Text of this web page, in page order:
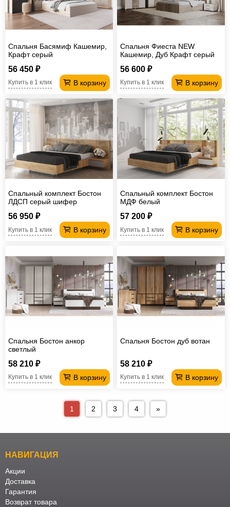
Спальня Басямиф Кашемир,
Крафт серый
56 450 ₽
В корзину
Купить в 1 клик
Спальня Фиеста NEW
Кашемир, Дуб Крафт серый
56 600 ₽
В корзину
Купить в 1 клик
Спальный комплект Бостон
ЛДСП серый шифер
56 950 ₽
В корзину
Купить в 1 клик
Спальный комплект Бостон
МДФ белый
57 200 ₽
В корзину
Купить в 1 клик
Спальня Бостон анкор
светлый
58 210 ₽
В корзину
Купить в 1 клик
Спальня Бостон дуб вотан
58 210 ₽
В корзину
Купить в 1 клик
1 2 3 4 »
НАВИГАЦИЯ
Акции
Доставка
Гарантия
Возврат товара